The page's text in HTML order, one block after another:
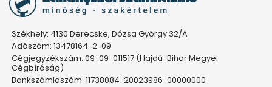
Székhely: 4130 Derecske, Dózsa György 32/A
Adószám: 13478164-2-09
Cégjegyzékszám: 09-09-011517 (Hajdú-Bihar Megyei
Cégbíróság)
Bankszámlaszám: 11738084-20023986-00000000